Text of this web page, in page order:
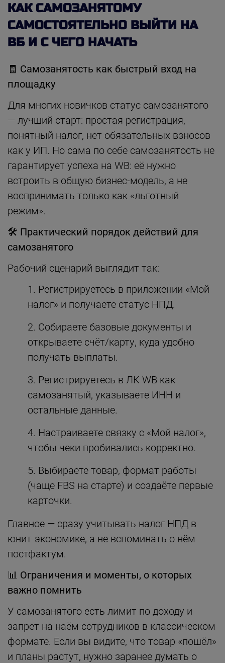
КАК САМОЗАНЯТОМУ
САМОСТОЯТЕЛЬНО ВЫЙТИ НА
ВБ И С ЧЕГО НАЧАТЬ
🧾 Самозанятость как быстрый вход на
площадку
Для многих новичков статус самозанятого
— лучший старт: простая регистрация,
понятный налог, нет обязательных взносов
как у ИП. Но сама по себе самозанятость не
гарантирует успеха на WB: её нужно
встроить в общую бизнес-модель, а не
воспринимать только как «льготный
режим».
🛠 Практический порядок действий для
самозанятого
Рабочий сценарий выглядит так:
Регистрируетесь в приложении «Мой
налог» и получаете статус НПД.
Собираете базовые документы и
открываете счёт/карту, куда удобно
получать выплаты.
Регистрируетесь в ЛК WB как
самозанятый, указываете ИНН и
остальные данные.
Настраиваете связку с «Мой налог»,
чтобы чеки пробивались корректно.
Выбираете товар, формат работы
(чаще FBS на старте) и создаёте первые
карточки.
Главное — сразу учитывать налог НПД в
юнит-экономике, а не вспоминать о нём
постфактум.
📊 Ограничения и моменты, о которых
важно помнить
У самозанятого есть лимит по доходу и
запрет на наём сотрудников в классическом
формате. Если вы видите, что товар «пошёл»
и планы растут, нужно заранее думать о